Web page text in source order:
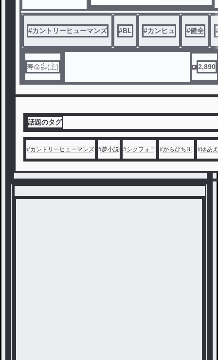
#カントリーヒューマンズ #BL #カンヒュ #健全
寿命㌫(主) 2,890
話題のタグ
#カントリーヒューマンズ #夢小説 #シクフォニ #からぴちBL #ゆあ